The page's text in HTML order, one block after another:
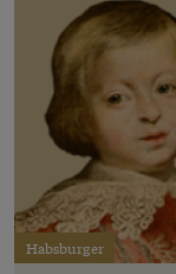
Habsburger